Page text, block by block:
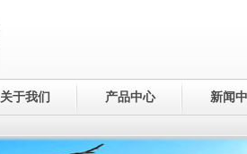
关于我们 产品中心 新闻